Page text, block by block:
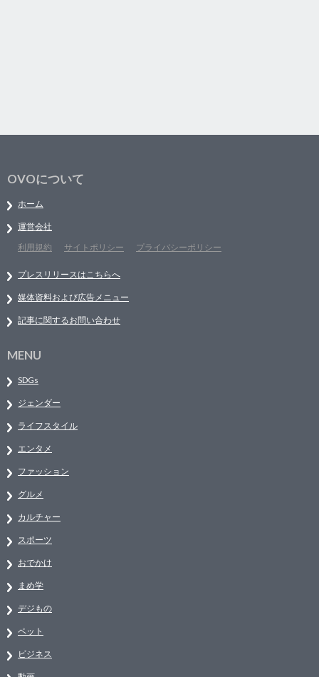
OVOについて
ホーム
運営会社
利用規約
サイトポリシー プライバシーポリシー
プレスリリースはこちらへ
媒体資料および広告メニュー
記事に関するお問い合わせ
MENU
SDGs
ジェンダー
ライフスタイル
エンタメ
ファッション
グルメ
カルチャー
スポーツ
おでかけ
まめ学
デジもの
ペット
ビジネス